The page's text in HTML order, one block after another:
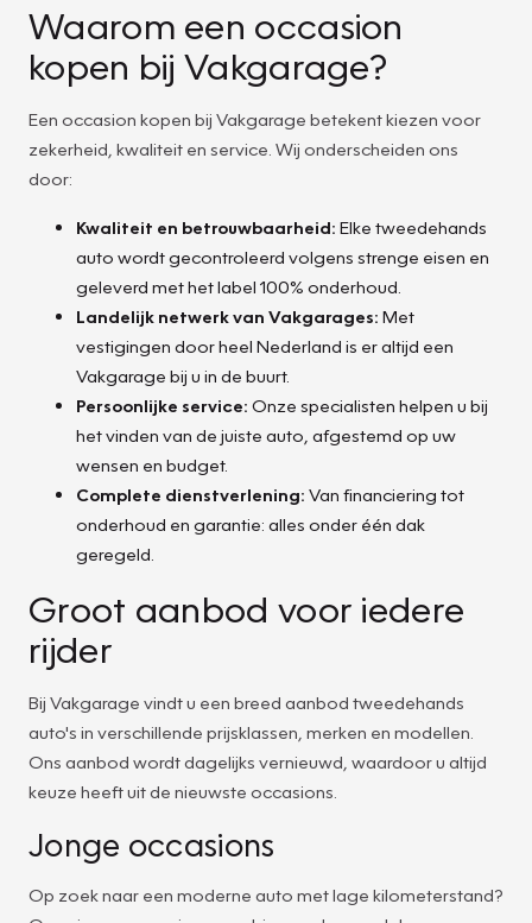
Waarom een occasion
kopen bij Vakgarage?
Een occasion kopen bij Vakgarage betekent kiezen voor
zekerheid, kwaliteit en service. Wij onderscheiden ons
door:
Kwaliteit en betrouwbaarheid: Elke tweedehands
auto wordt gecontroleerd volgens strenge eisen en
geleverd met het label 100% onderhoud.
Landelijk netwerk van Vakgarages: Met
vestigingen door heel Nederland is er altijd een
Vakgarage bij u in de buurt.
Persoonlijke service: Onze specialisten helpen u bij
het vinden van de juiste auto, afgestemd op uw
wensen en budget.
Complete dienstverlening: Van financiering tot
onderhoud en garantie: alles onder één dak
geregeld.
Groot aanbod voor iedere
rijder
Bij Vakgarage vindt u een breed aanbod tweedehands
auto's in verschillende prijsklassen, merken en modellen.
Ons aanbod wordt dagelijks vernieuwd, waardoor u altijd
keuze heeft uit de nieuwste occasions.
Jonge occasions
Op zoek naar een moderne auto met lage kilometerstand?